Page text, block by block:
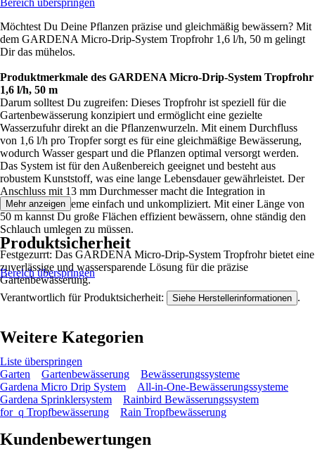
Bereich überspringen
Möchtest Du Deine Pflanzen präzise und gleichmäßig bewässern? Mit
dem GARDENA Micro-Drip-System Tropfrohr 1,6 l/h, 50 m gelingt
Dir das mühelos.
Produktmerkmale des GARDENA Micro-Drip-System Tropfrohr
1,6 l/h, 50 m
Darum solltest Du zugreifen: Dieses Tropfrohr ist speziell für die
Gartenbewässerung konzipiert und ermöglicht eine gezielte
Wasserzufuhr direkt an die Pflanzenwurzeln. Mit einem Durchfluss
von 1,6 l/h pro Tropfer sorgt es für eine gleichmäßige Bewässerung,
wodurch Wasser gespart und die Pflanzen optimal versorgt werden.
Das System ist für den Außenbereich geeignet und besteht aus
robustem Kunststoff, was eine lange Lebensdauer gewährleistet. Der
Anschluss mit 13 mm Durchmesser macht die Integration in
bestehende Systeme einfach und unkompliziert. Mit einer Länge von
50 m kannst Du große Flächen effizient bewässern, ohne ständig den
Schlauch umlegen zu müssen.
Festgezurrt: Das GARDENA Micro-Drip-System Tropfrohr bietet eine
zuverlässige und wassersparende Lösung für die präzise
Gartenbewässerung.
Mehr anzeigen
Produktsicherheit
Bereich überspringen
Verantwortlich für Produktsicherheit: Siehe Herstellerinformationen .
Weitere Kategorien
Liste überspringen
Garten
Gartenbewässerung
Bewässerungssysteme
Gardena Micro Drip System
All-in-One-Bewässerungssysteme
Gardena Sprinklersystem
Rainbird Bewässerungssystem
for_q Tropfbewässerung
Rain Tropfbewässerung
Kundenbewertungen